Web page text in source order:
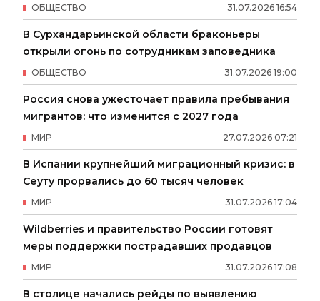
31.07.2026 16:54
ОБЩЕСТВО
В Сурхандарьинской области браконьеры
открыли огонь по сотрудникам заповедника
31.07.2026 19:00
ОБЩЕСТВО
Россия снова ужесточает правила пребывания
мигрантов: что изменится с 2027 года
27.07.2026 07:21
МИР
В Испании крупнейший миграционный кризис: в
Сеуту прорвались до 60 тысяч человек
31.07.2026 17:04
МИР
Wildberries и правительство России готовят
меры поддержки пострадавших продавцов
31.07.2026 17:08
МИР
В столице начались рейды по выявлению